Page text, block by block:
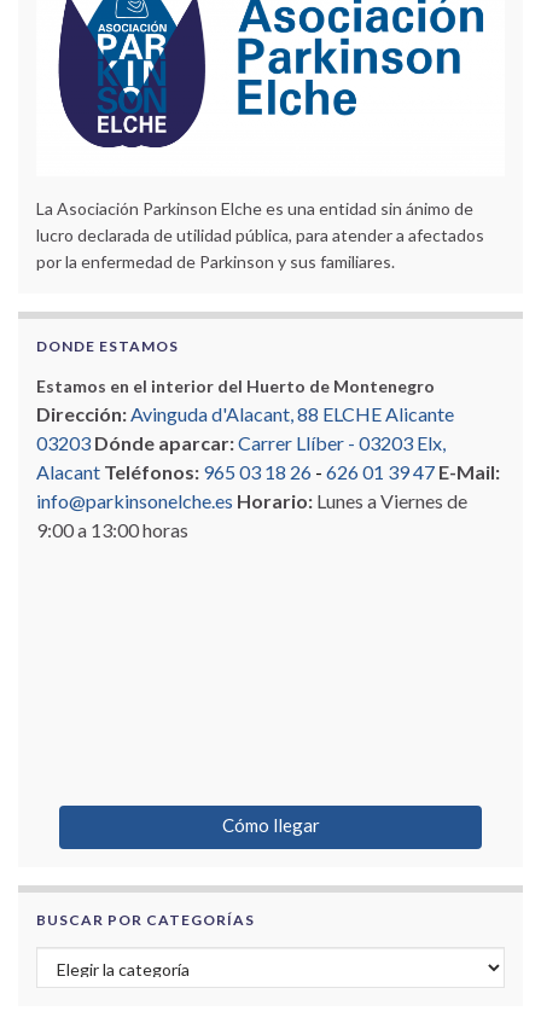
La Asociación Parkinson Elche es una entidad sin ánimo de
lucro declarada de utilidad pública, para atender a afectados
por la enfermedad de Parkinson y sus familiares.
DONDE ESTAMOS
Estamos en el interior del Huerto de Montenegro
Dirección:Avinguda d'Alacant, 88 ELCHE Alicante
03203 Dónde aparcar:Carrer Llíber - 03203 Elx,
Alacant Teléfonos: 965 03 18 26 - 626 01 39 47 E-Mail:
info@parkinsonelche.es Horario: Lunes a Viernes de
9:00 a 13:00 horas
Cómo llegar
BUSCAR POR CATEGORÍAS
Buscar por categorías